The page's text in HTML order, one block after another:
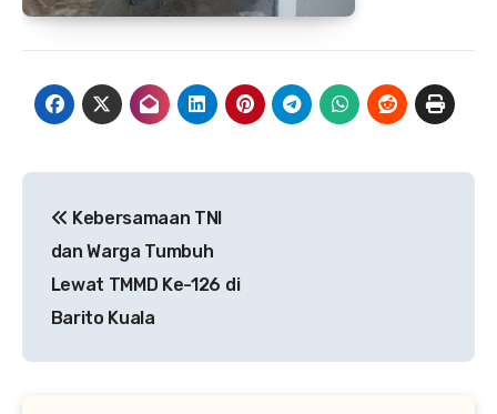
pos
Kebersamaan TNI
dan Warga Tumbuh
Lewat TMMD Ke-126 di
Barito Kuala